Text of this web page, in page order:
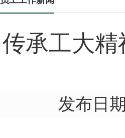
传承工大
发布日